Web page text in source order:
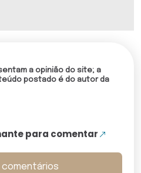
a opinião do site; a
postado é do autor da
para comentar
comentários